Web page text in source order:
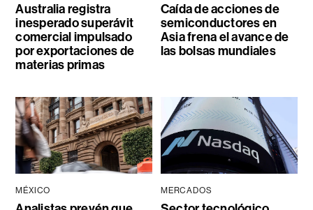
Australia registra
inesperado superávit
comercial impulsado
por exportaciones de
materias primas
Caída de acciones de
semiconductores en
Asia frena el avance de
las bolsas mundiales
MÉXICO MERCADOS